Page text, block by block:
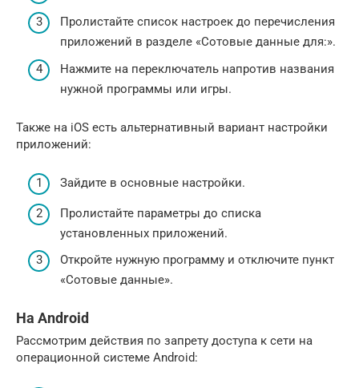
Пролистайте список настроек до перечисления
приложений в разделе «Сотовые данные для:».
Нажмите на переключатель напротив названия
нужной программы или игры.
Также на iOS есть альтернативный вариант настройки
приложений:
Зайдите в основные настройки.
Пролистайте параметры до списка
установленных приложений.
Откройте нужную программу и отключите пункт
«Сотовые данные».
На Android
Рассмотрим действия по запрету доступа к сети на
операционной системе Android: